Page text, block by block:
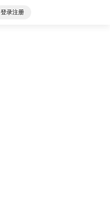
登录注册